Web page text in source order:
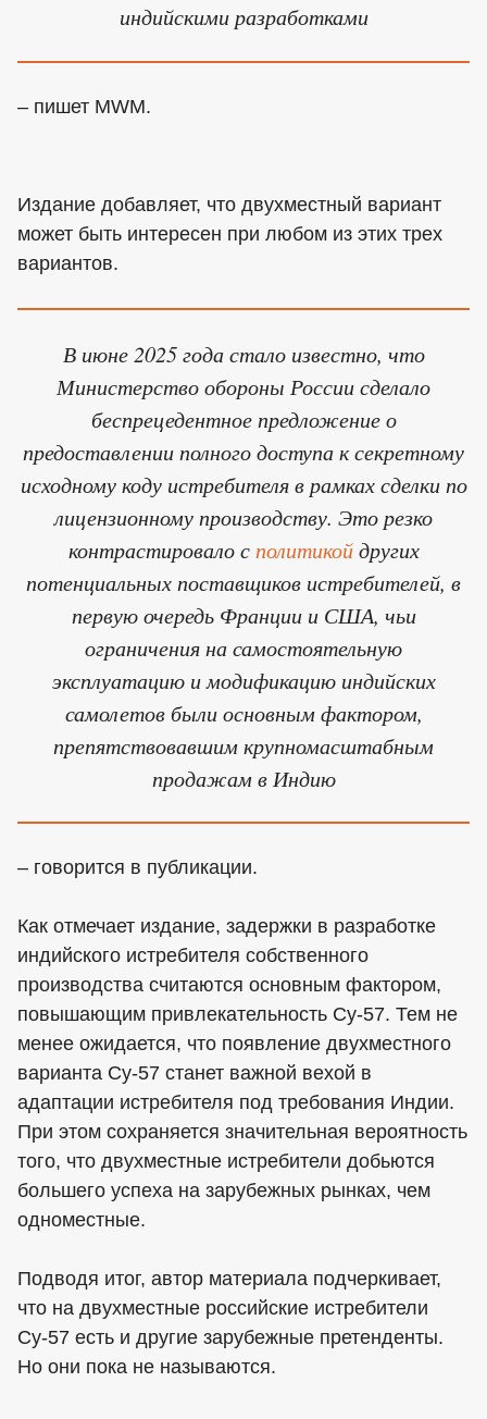
индийскими разработками
– пишет MWM.
Издание добавляет, что двухместный вариант
может быть интересен при любом из этих трех
вариантов.
В июне 2025 года стало известно, что
Министерство обороны России сделало
беспрецедентное предложение о
предоставлении полного доступа к секретному
исходному коду истребителя в рамках сделки по
лицензионному производству. Это резко
контрастировало с политикойдругих
потенциальных поставщиков истребителей, в
первую очередь Франции и США, чьи
ограничения на самостоятельную
эксплуатацию и модификацию индийских
самолетов были основным фактором,
препятствовавшим крупномасштабным
продажам в Индию
– говорится в публикации.
Как отмечает издание, задержки в разработке
индийского истребителя собственного
производства считаются основным фактором,
повышающим привлекательность Су-57. Тем не
менее ожидается, что появление двухместного
варианта Су-57 станет важной вехой в
адаптации истребителя под требования Индии.
При этом сохраняется значительная вероятность
того, что двухместные истребители добьются
большего успеха на зарубежных рынках, чем
одноместные.
Подводя итог, автор материала подчеркивает,
что на двухместные российские истребители
Су-57 есть и другие зарубежные претенденты.
Но они пока не называются.